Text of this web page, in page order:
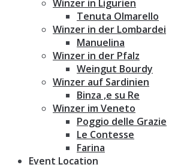
Winzer in Ligurien
Tenuta Olmarello
Winzer in der Lombardei
Manuelina
Winzer in der Pfalz
Weingut Bourdy
Winzer auf Sardinien
Binza ‚e su Re
Winzer im Veneto
Poggio delle Grazie
Le Contesse
Farina
Event Location